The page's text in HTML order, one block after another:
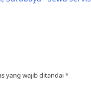
yang wajib ditandai*